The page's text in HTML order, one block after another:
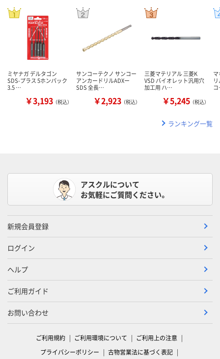
ミヤナガ デルタゴン
SDS-プラス 5ホンパック
3.5 …
￥3,193 （税込）
サンコーテクノ サンコー
アンカードリルADXー
SDS 全長…
￥2,923 （税込）
三菱マテリアル 三菱K
VSD バイオレット汎用穴
加工用 ハ…
￥5,245 （税込）
ランキング一覧
アスクルについて
お気軽にご質問ください。
新規会員登録
ログイン
ヘルプ
ご利用ガイド
お問い合わせ
ご利用規約 ご利用環境について
ご利用上の注意
プライバシーポリシー
古物営業法に基づく表記